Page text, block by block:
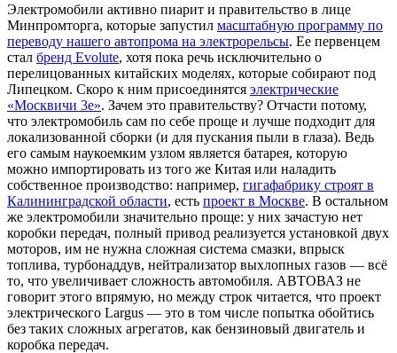
Электромобили активно пиарит и правительство в лице
Минпромторга, которые запустил масштабную программу по
переводу нашего автопрома на электрорельсы. Ее первенцем
стал бренд Evolute, хотя пока речь исключительно о
перелицованных китайских моделях, которые собирают под
Липецком. Скоро к ним присоединятся электрические
«Москвичи 3е». Зачем это правительству? Отчасти потому,
что электромобиль сам по себе проще и лучше подходит для
локализованной сборки (и для пускания пыли в глаза). Ведь
его самым наукоемким узлом является батарея, которую
можно импортировать из того же Китая или наладить
собственное производство: например, гигафабрику строят в
Калининградской области, есть проект в Москве. В остальном
же электромобили значительно проще: у них зачастую нет
коробки передач, полный привод реализуется установкой двух
моторов, им не нужна сложная система смазки, впрыск
топлива, турбонаддув, нейтрализатор выхлопных газов — всё
то, что увеличивает сложность автомобиля. АВТОВАЗ не
говорит этого впрямую, но между строк читается, что проект
электрического Largus — это в том числе попытка обойтись
без таких сложных агрегатов, как бензиновый двигатель и
коробка передач.